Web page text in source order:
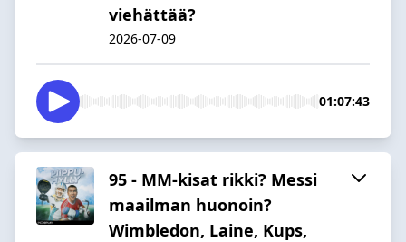
viehättää?
2026-07-09
01:07:43
95 - MM-kisat rikki? Messi
maailman huonoin?
Wimbledon, Laine, Kups,